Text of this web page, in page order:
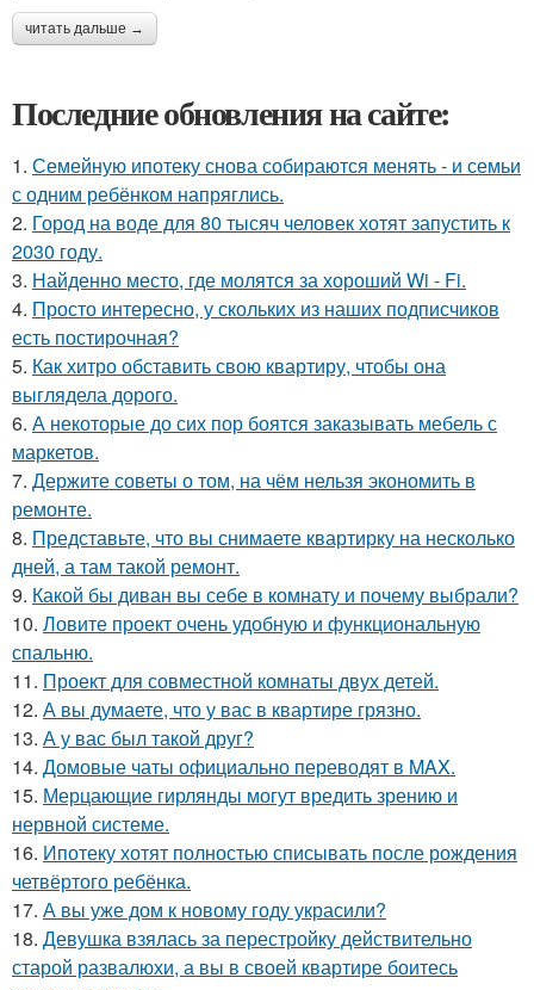
читать дальше →
Последние обновления на сайте:
1. Семейную ипотеку снова собираются менять - и семьи
с одним ребёнком напряглись.
2. Город на воде для 80 тысяч человек хотят запустить к
2030 году.
3. Найденно место, где молятся за хороший Wi - Fi.
4. Просто интересно, у скольких из наших подписчиков
есть постирочная?
5. Как хитро обставить свою квартиру, чтобы она
выглядела дорого.
6. А некоторые до сих пор боятся заказывать мебель с
маркетов.
7. Держите советы о том, на чём нельзя экономить в
ремонте.
8. Представьте, что вы снимаете квартирку на несколько
дней, а там такой ремонт.
9. Какой бы диван вы себе в комнату и почему выбрали?
10. Ловите проект очень удобную и функциональную
спальню.
11. Проект для совместной комнаты двух детей.
12. А вы думаете, что у вас в квартире грязно.
13. А у вас был такой друг?
14. Домовые чаты официально переводят в MAX.
15. Мерцающие гирлянды могут вредить зрению и
нервной системе.
16. Ипотеку хотят полностью списывать после рождения
четвёртого ребёнка.
17. А вы уже дом к новому году украсили?
18. Девушка взялась за перестройку действительно
старой развалюхи, а вы в своей квартире боитесь